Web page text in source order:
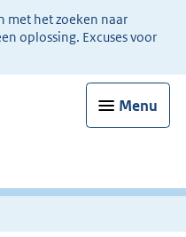
met het zoeken naar
oplossing. Excuses voor
Menu